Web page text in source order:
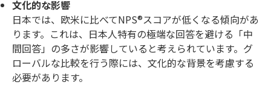
文化的な影響
日本では、欧米に比べてNPS®スコアが低くなる傾向があ
ります。これは、日本人特有の極端な回答を避ける「中
間回答」の多さが影響していると考えられています。グ
ローバルな比較を行う際には、文化的な背景を考慮する
必要があります。